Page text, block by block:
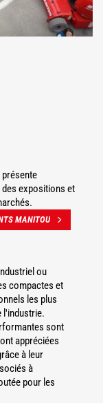
expositions et
MANITOU
ou
compactes et
les plus
l'industrie.
sont
appréciées
à leur
à
pour les